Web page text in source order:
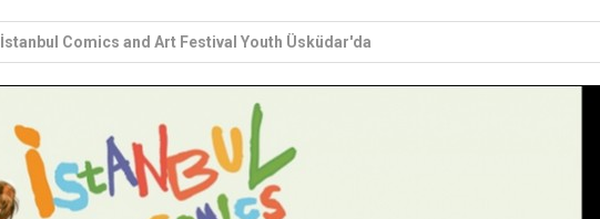
İstanbul Comics and Art Festival Youth Üsküdar'da